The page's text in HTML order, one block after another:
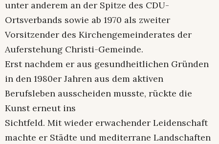
unter anderem an der Spitze des CDU-
Ortsverbands sowie ab 1970 als zweiter
Vorsitzender des Kirchengemeinderates der
Auferstehung Christi-Gemeinde.
Erst nachdem er aus gesundheitlichen Gründen
in den 1980er Jahren aus dem aktiven
Berufsleben ausscheiden musste, rückte die
Kunst erneut ins
Sichtfeld. Mit wieder erwachender Leidenschaft
machte er Städte und mediterrane Landschaften